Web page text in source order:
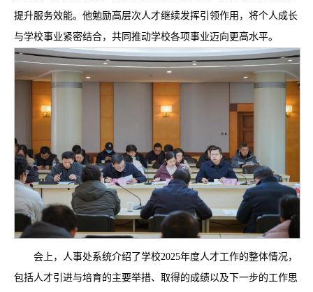
提升服务效能。他勉励高层次人才继续发挥引领作用，将个人成长
与学校事业紧密结合，共同推动学校各项事业迈向更高水平。
会上，人事处系统介绍了学校2025年度人才工作的整体情况，
包括人才引进与培育的主要举措、取得的成绩以及下一步的工作思